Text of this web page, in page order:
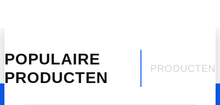
POPULAIRE
PRODUCTEN
PRODUCTEN